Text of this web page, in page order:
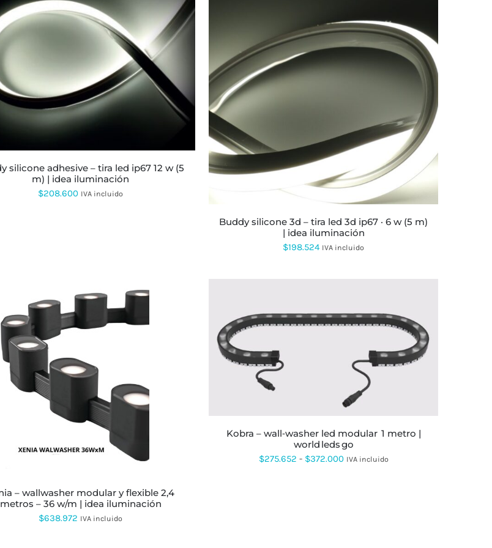
$223.360
hasta
$235.027
ESTE
PRODUCTO
TIENE
MÚLTIPLES
VARIANTES.
LAS
PUEDEN
ELEGIR
EN
LA
PÁGINA
m) | idea iluminación
$208.600 IVA incluido
VARIANTES.
LAS
OPCIONES
PUEDEN
ELEGIR
EN
PÁGINA
DE
PRODUCTO
buddy silicone 3d – tira led 3d ip67 · 6 w (5 m)
| idea iluminación
$198.524 IVA incluido
ESTE
PRODUCTO
MÚLTIPLES
VARIANTES.
OPCIONES
SE
EN
LA
PÁGINA
DE
metros – 36 w/m | idea iluminación
$638.972 IVA incluido
PRODUCTO
VARIANTES.
OPCIONES
PUEDEN
ELEGIR
EN
kobra – wall‑washer led modular 1 metro |
world leds go
$275.652 - $372.000Rango
IVA incluido